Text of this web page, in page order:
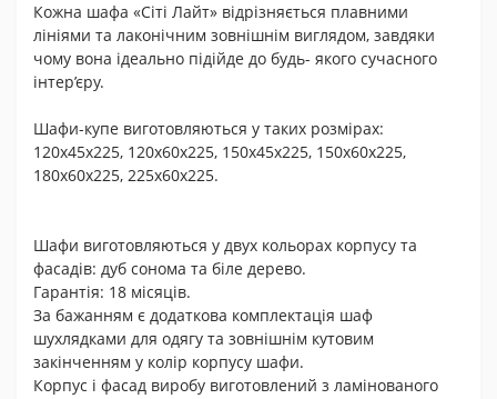
Кожна шафа «Сіті Лайт» відрізняється плавними
лініями та лаконічним зовнішнім виглядом, завдяки
чому вона ідеально підійде до будь- якого сучасного
інтер’єру.
Шафи-купе виготовляються у таких розмірах:
120х45х225, 120х60х225, 150х45х225, 150х60х225,
180х60х225, 225х60х225.
Шафи виготовляються у двух кольорах корпусу та
фасадів: дуб сонома та біле дерево.
Гарантія: 18 місяців.
За бажанням є додаткова комплектація шаф
шухлядками для одягу та зовнішнім кутовим
закінченням у колір корпусу шафи.
Корпус і фасад виробу виготовлений з ламінованого